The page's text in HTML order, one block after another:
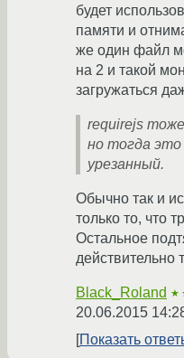
будет
памяти и
же один файл
на 2 и такой
загружаться
requirejs
но тогда
урезанный.
Обычно так и
только то, что
Остальное
действительно
Black_Roland
20.06.2015
Показать